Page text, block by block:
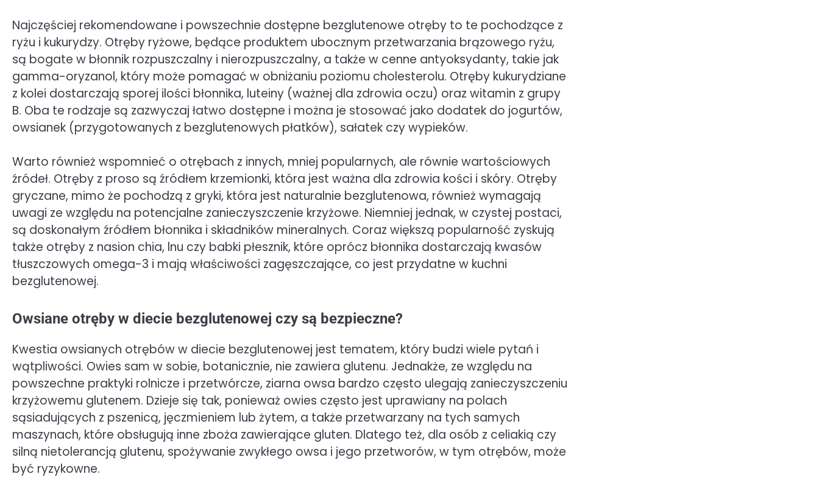
Najczęściej rekomendowane i powszechnie dostępne bezglutenowe otręby to te pochodzące z
ryżu i kukurydzy. Otręby ryżowe, będące produktem ubocznym przetwarzania brązowego ryżu,
są bogate w błonnik rozpuszczalny i nierozpuszczalny, a także w cenne antyoksydanty, takie jak
gamma-oryzanol, który może pomagać w obniżaniu poziomu cholesterolu. Otręby kukurydziane
z kolei dostarczają sporej ilości błonnika, luteiny (ważnej dla zdrowia oczu) oraz witamin z grupy
B. Oba te rodzaje są zazwyczaj łatwo dostępne i można je stosować jako dodatek do jogurtów,
owsianek (przygotowanych z bezglutenowych płatków), sałatek czy wypieków.
Warto również wspomnieć o otrębach z innych, mniej popularnych, ale równie wartościowych
źródeł. Otręby z proso są źródłem krzemionki, która jest ważna dla zdrowia kości i skóry. Otręby
gryczane, mimo że pochodzą z gryki, która jest naturalnie bezglutenowa, również wymagają
uwagi ze względu na potencjalne zanieczyszczenie krzyżowe. Niemniej jednak, w czystej postaci,
są doskonałym źródłem błonnika i składników mineralnych. Coraz większą popularność zyskują
także otręby z nasion chia, lnu czy babki płesznik, które oprócz błonnika dostarczają kwasów
tłuszczowych omega-3 i mają właściwości zagęszczające, co jest przydatne w kuchni
bezglutenowej.
Owsiane otręby w diecie bezglutenowej czy są bezpieczne?
Kwestia owsianych otrębów w diecie bezglutenowej jest tematem, który budzi wiele pytań i
wątpliwości. Owies sam w sobie, botanicznie, nie zawiera glutenu. Jednakże, ze względu na
powszechne praktyki rolnicze i przetwórcze, ziarna owsa bardzo często ulegają zanieczyszczeniu
krzyżowemu glutenem. Dzieje się tak, ponieważ owies często jest uprawiany na polach
sąsiadujących z pszenicą, jęczmieniem lub żytem, a także przetwarzany na tych samych
maszynach, które obsługują inne zboża zawierające gluten. Dlatego też, dla osób z celiakią czy
silną nietolerancją glutenu, spożywanie zwykłego owsa i jego przetworów, w tym otrębów, może
być ryzykowne.